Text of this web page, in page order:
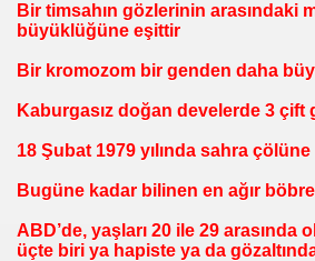
Bir timsahın gözlerinin arasındaki
büyüklüğüne eşittir
Bir kromozom bir genden daha
Kaburgasız doğan develerde 3 çift
18 Şubat 1979 yılında sahra çölüne
Bugüne kadar bilinen en ağır
ABD’de, yaşları 20 ile 29 arasında
üçte biri ya hapiste ya da